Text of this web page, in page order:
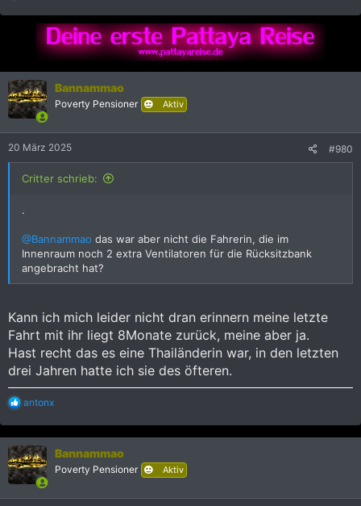
a
o
n
e
n
:
Bannammao
Poverty Pensioner Aktiv
20 März 2025 #980
Critter schrieb:
.
@Bannammao das war aber nicht die Fahrerin, die im
Innenraum noch 2 extra Ventilatoren für die Rücksitzbank
angebracht hat?
Kann ich mich leider nicht dran erinnern meine letzte
Fahrt mit ihr liegt 8Monate zurück, meine aber ja.
Hast recht das es eine Thailänderin war, in den letzten
drei Jahren hatte ich sie des öfteren.
R
a
k
t
i
o
antonx
Bannammao
Poverty Pensioner Aktiv